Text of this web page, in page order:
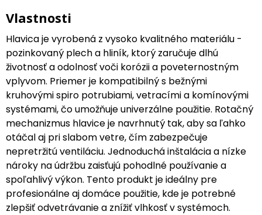
Vlastnosti
Hlavica je vyrobená z vysoko kvalitného materiálu -
pozinkovaný plech a hliník, ktorý zaručuje dlhú
životnosť a odolnosť voči korózii a poveternostným
vplyvom. Priemer je kompatibilný s bežnými
kruhovými spiro potrubiami, vetracími a komínovými
systémami, čo umožňuje univerzálne použitie. Rotačný
mechanizmus hlavice je navrhnutý tak, aby sa ľahko
otáčal aj pri slabom vetre, čím zabezpečuje
nepretržitú ventiláciu. Jednoduchá inštalácia a nízke
nároky na údržbu zaisťujú pohodlné používanie a
spoľahlivý výkon. Tento produkt je ideálny pre
profesionálne aj domáce použitie, kde je potrebné
zlepšiť odvetrávanie a znížiť vlhkosť v systémoch.